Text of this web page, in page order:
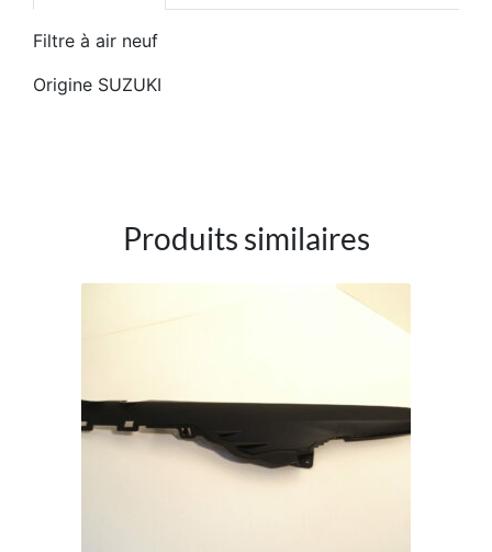
Filtre à air neuf
Origine SUZUKI
Produits similaires